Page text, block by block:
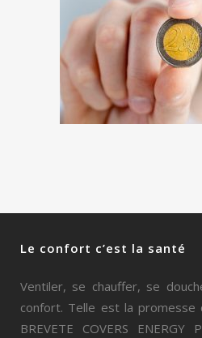
Le confort c’est la santé
Ventiler, se chauffer, se
confort. Telle est la promesse
BREVETE COVERS